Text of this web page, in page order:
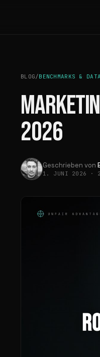
BLOG/BENCHMARKS & DATA
2026
Geschrieben von
1. JUNI 2026 ·